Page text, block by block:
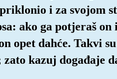
i za svojom
ako ga potjeraš on
opet dahće. Takvi
zato kazuj događaje